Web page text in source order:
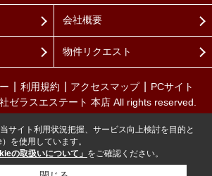
会社概要
物件リクエスト
利用規約 アクセスマップ
PCサイト
ゼラスエステート 本店 All rights reserved.
サイト利用状況把握、サービス向上検討を目的と
を使用しています。
の取扱いについて」 をご確認ください。